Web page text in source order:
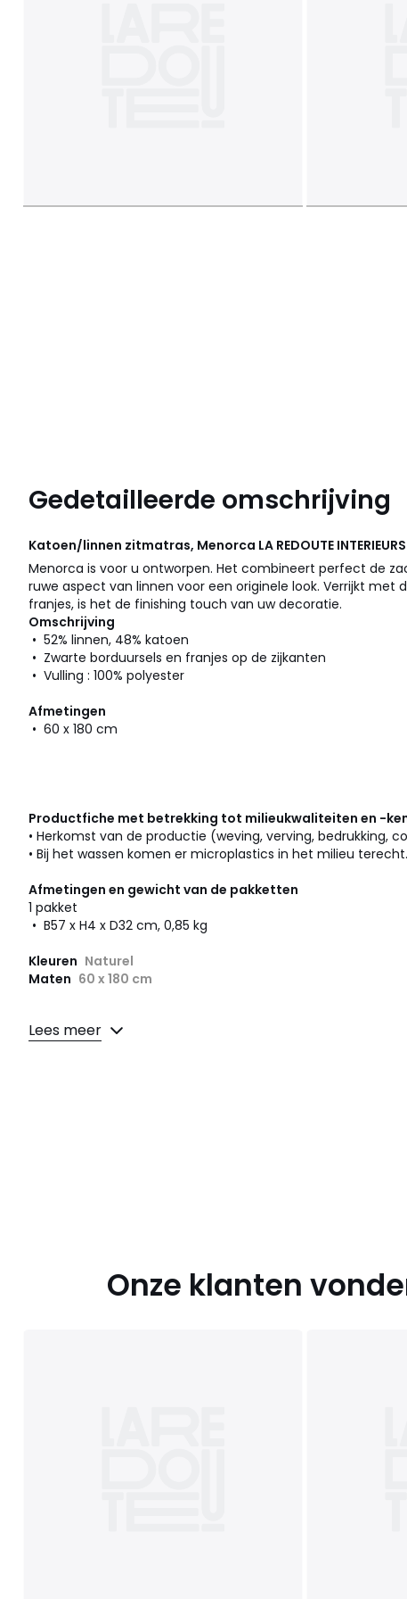
Gedetailleerde omschrijving
Katoen/linnen zitmatras, Menorca LA REDOUTE INTERIEURS
Menorca is voor u ontworpen. Het combineert perfect de
ruwe aspect van linnen voor een originele look. Verrijkt met
franjes, is het de finishing touch van uw decoratie.
Omschrijving
• 52% linnen, 48% katoen
• Zwarte borduursels en franjes op de zijkanten
• Vulling : 100% polyester
Afmetingen
• 60 x 180 cm
Productfiche met betrekking tot milieukwaliteiten en -
• Herkomst van de productie (weving, verving, bedrukking,
• Bij het wassen komen er microplastics in het milieu terecht.
Afmetingen en gewicht van de pakketten
1 pakket
• B57 x H4 x D32 cm, 0,85 kg
Kleuren Naturel
Maten 60 x 180 cm
Lees meer
Onze klanten